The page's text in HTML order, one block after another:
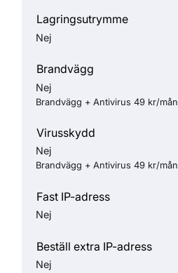
Lagringsutrymme
Nej
Brandvägg
Nej
Brandvägg + Antivirus 49 kr/mån
Virusskydd
Nej
Brandvägg + Antivirus 49 kr/mån
Fast IP-adress
Nej
Beställ extra IP-adress
Nej